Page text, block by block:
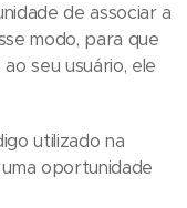
de associar a
modo, para que
seu usuário, ele
utilizado na
oportunidade